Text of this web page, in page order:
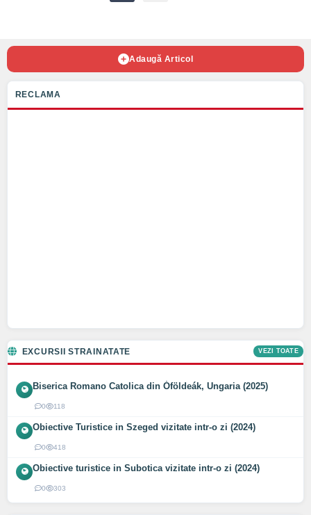
Adaugă Articol
RECLAMA
EXCURSII STRAINATATE VEZI TOATE
Biserica Romano Catolica din Óföldeák, Ungaria (2025)
0 118
Obiective Turistice in Szeged vizitate intr-o zi (2024)
0 418
Obiective turistice in Subotica vizitate intr-o zi (2024)
0 303